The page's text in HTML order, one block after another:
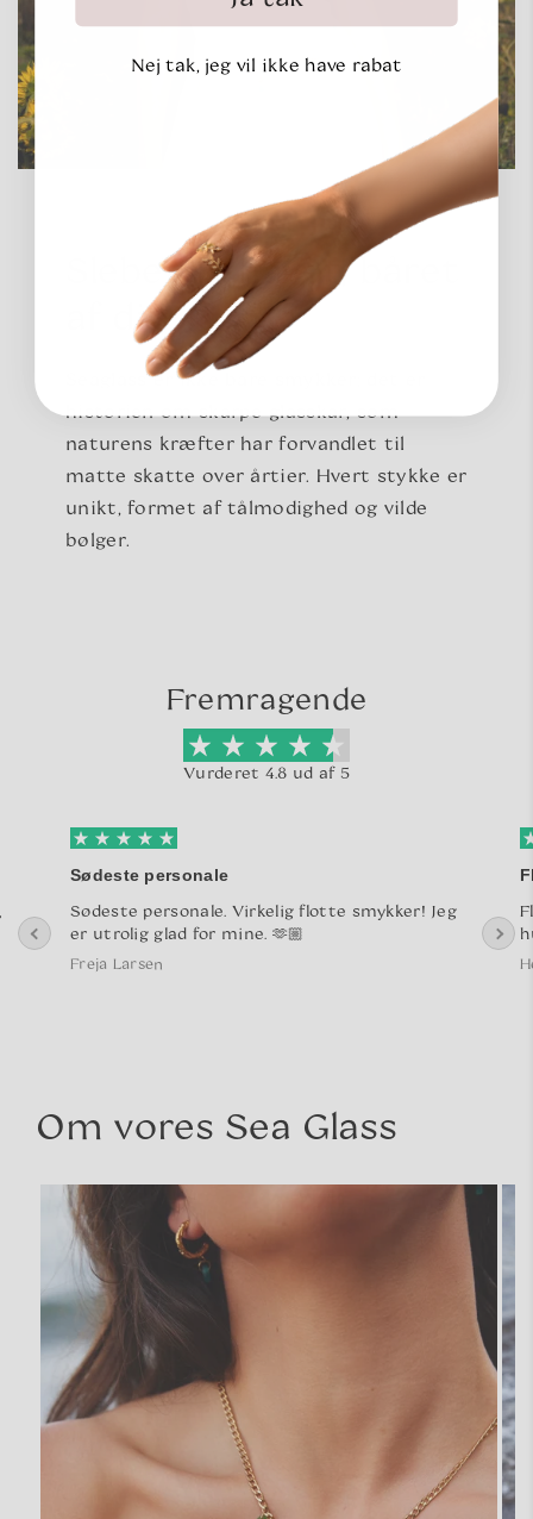
Slebet af havet, båret
af dig
Seaglass er ikke bare smykker; det er
historien om skarpe glasskår, som
naturens kræfter har forvandlet til
matte skatte over årtier. Hvert stykke er
unikt, formet af tålmodighed og vilde
bølger.
Fremragende
Vurderet 4.8 ud af 5
Sødeste personale
Sødeste personale. Virkelig flotte smykker! Jeg
er utrolig glad for mine. 🫶🏼
Freja Larsen
Om vores Sea Glass
Nej tak, jeg vil ikke have rabat